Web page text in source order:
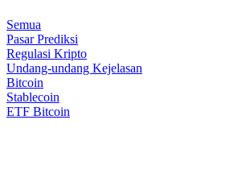
Semua
Pasar Prediksi
Regulasi Kripto
Undang-undang Kejelasan
Bitcoin
Stablecoin
ETF Bitcoin